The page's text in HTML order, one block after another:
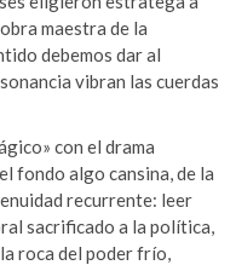
maestra de la
debemos dar al
vibran las cuerdas
con el drama
fondo algo cansina, de la
recurrente: leer
sacrificado a la política,
roca del poder frío,